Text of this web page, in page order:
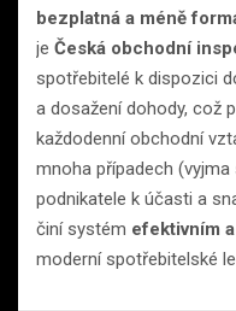
bezplatná a méně
je Česká obchodní
spotřebitelé k dispozici
a dosažení dohody, což
každodenní obchodní
mnoha případech
podnikatele k účasti a
činí systém efektivním
moderní spotřebitelské